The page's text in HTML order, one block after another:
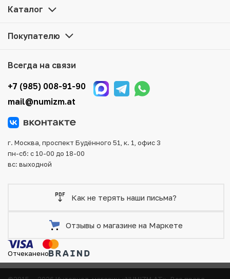
магазине — Вам достаточно оформить заказ на сайте.
Для вашего удобства представлены несколько способов
оплаты и доставки заказа. Все отправления надежно и
тщательно упаковываются, что исключает возможность
повреждения во время доставки.
Каталог
Покупателю
Всегда на связи
+7 (985) 008-91-90
mail@numizm.at
г. Москва, проспект Будённого 51, к. 1, офис 3
пн-сб: с 10-00 до 18-00
вс: выходной
Как не терять наши письма?
Отзывы о магазине на Маркете
Отчеканено